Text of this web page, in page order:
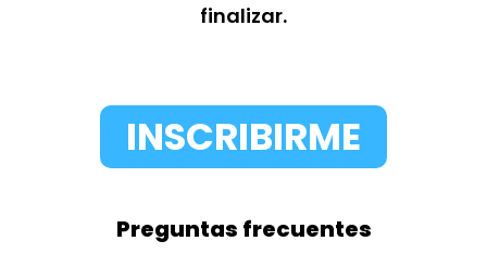
finalizar.
INSCRIBIRME
Preguntas frecuentes